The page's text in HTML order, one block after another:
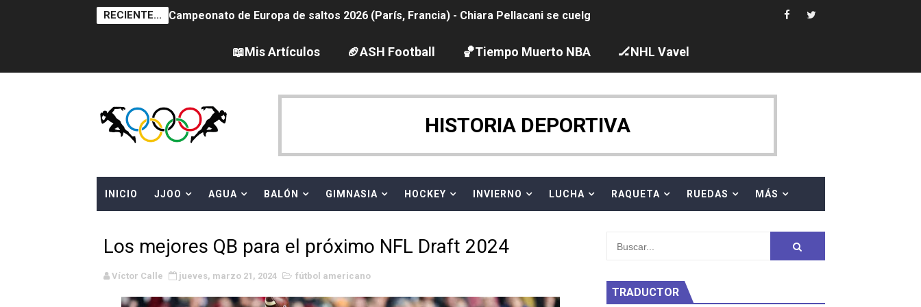
RECIENTE... Campeonato de Europa de saltos 2026 (París, Francia) - Chiara Pellacani se cuelga su cuarto oro
Campeonato de Europa de natación artística 2026 (París, Francia) - España se lleva 8 medallas, seis para Iris Tió
Canadá Open 2026
Tour de Francia femenino 2026 - Etapa 4
Campeonato de Europa en aguas abiertas 2026 (París, Francia) - Ángela Martínez 5ª en 10km
Mundial de MotoGP 2026 - GP Gran Bretaña
Grandes éxitos por fin para Chelsea Green, Chad Gable y Baron Corbin en SummerSlam
📖Mis Artículos 🏈ASH Football 🏀Tiempo Muerto NBA 🏒NHL Vavel
HISTORIA DEPORTIVA
INICIO JJOO AGUA BALÓN GIMNASIA HOCKEY INVIERNO LUCHA RAQUETA RUEDAS MÁS
Los mejores QB para el próximo NFL Draft 2024
Víctor Calle jueves, marzo 21, 2024 fútbol americano
TRADUCTOR